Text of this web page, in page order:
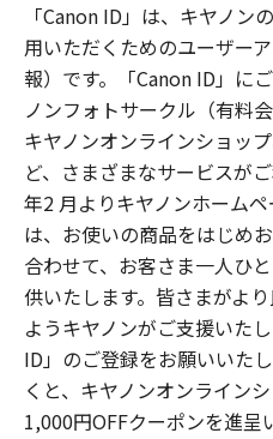
「Canon ID」は、キヤノン
用いただくためのユーザー
報）です。「Canon ID」に
ノンフォトサークル（有料
キヤノンオンラインショッ
ど、さまざまなサービスが
年2 月よりキヤノンホーム
は、お使いの商品をはじめ
合わせて、お客さま一人ひ
供いたします。皆さまがよ
ようキヤノンがご支援いた
ID」のご登録をお願いいた
くと、キヤノンオンライン
1,000円OFFクーポンを進呈